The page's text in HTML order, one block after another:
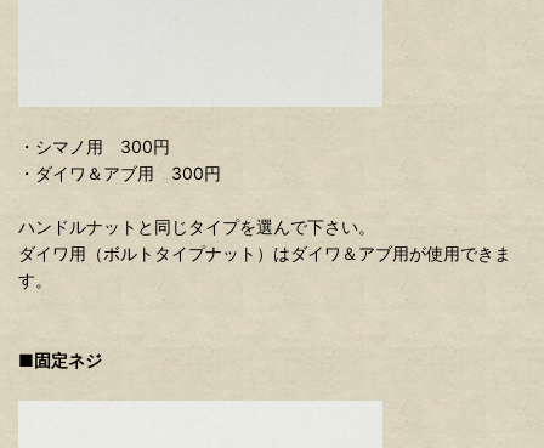
・シマノ用 300円
・ダイワ＆アブ用 300円
ハンドルナットと同じタイプを選んで下さい。
ダイワ用（ボルトタイプナット）はダイワ＆アブ用が使用できま
す。
■固定ネジ